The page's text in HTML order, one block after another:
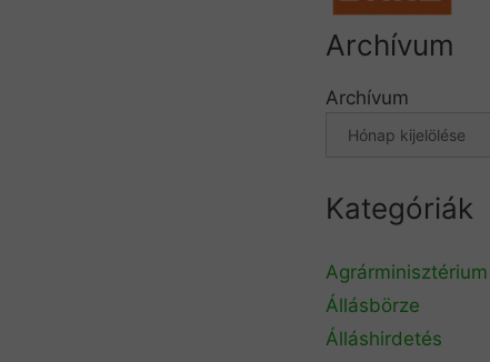
Archívum
Archívum
Kategóriák
Agrárminisztérium
Állásbörze
Álláshirdetés